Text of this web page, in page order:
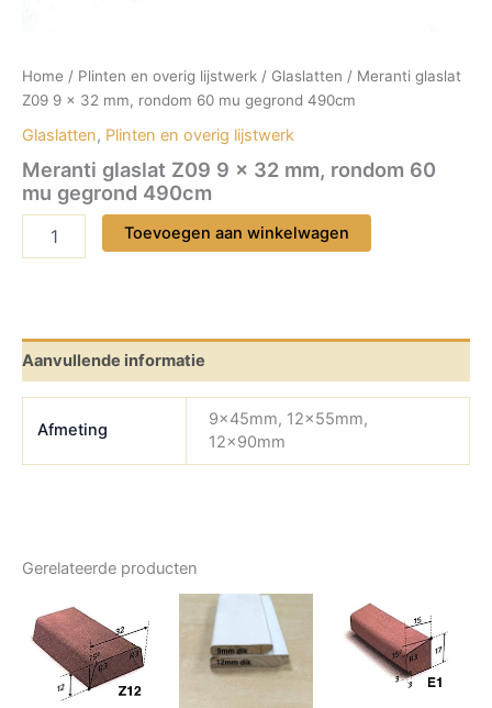
Home / Plinten en overig lijstwerk / Glaslatten / Meranti glaslat
Z09 9 x 32 mm, rondom 60 mu gegrond 490cm
Glaslatten, Plinten en overig lijstwerk
Meranti glaslat Z09 9 x 32 mm, rondom 60
mu gegrond 490cm
glaslat
32
mm,
rondom
60
mu
490cm
Toevoegen aan winkelwagen
Aanvullende informatie
Afmeting
9x45mm, 12x55mm,
12x90mm
Gerelateerde producten